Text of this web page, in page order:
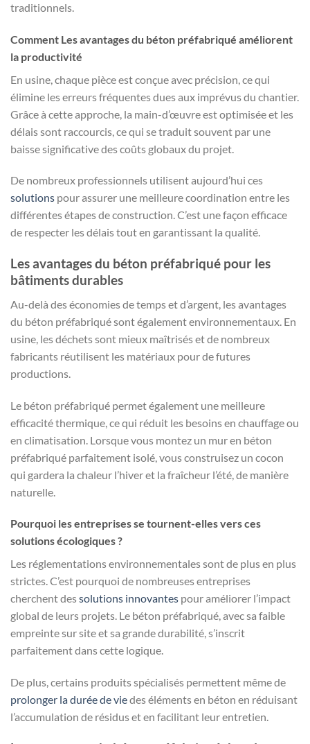
traditionnels.
Comment Les avantages du béton préfabriqué améliorent
la productivité
En usine, chaque pièce est conçue avec précision, ce qui
élimine les erreurs fréquentes dues aux imprévus du chantier.
Grâce à cette approche, la main-d’œuvre est optimisée et les
délais sont raccourcis, ce qui se traduit souvent par une
baisse significative des coûts globaux du projet.
De nombreux professionnels utilisent aujourd’hui ces
solutions pour assurer une meilleure coordination entre les
différentes étapes de construction. C’est une façon efficace
de respecter les délais tout en garantissant la qualité.
Les avantages du béton préfabriqué pour les
bâtiments durables
Au-delà des économies de temps et d’argent, les avantages
du béton préfabriqué sont également environnementaux. En
usine, les déchets sont mieux maîtrisés et de nombreux
fabricants réutilisent les matériaux pour de futures
productions.
Le béton préfabriqué permet également une meilleure
efficacité thermique, ce qui réduit les besoins en chauffage ou
en climatisation. Lorsque vous montez un mur en béton
préfabriqué parfaitement isolé, vous construisez un cocon
qui gardera la chaleur l’hiver et la fraîcheur l’été, de manière
naturelle.
Pourquoi les entreprises se tournent-elles vers ces
solutions écologiques ?
Les réglementations environnementales sont de plus en plus
strictes. C’est pourquoi de nombreuses entreprises
cherchent dessolutions innovantes pour améliorer l’impact
global de leurs projets. Le béton préfabriqué, avec sa faible
empreinte sur site et sa grande durabilité, s’inscrit
parfaitement dans cette logique.
De plus, certains produits spécialisés permettent même de
prolonger la durée de viedes éléments en béton en réduisant
l’accumulation de résidus et en facilitant leur entretien.